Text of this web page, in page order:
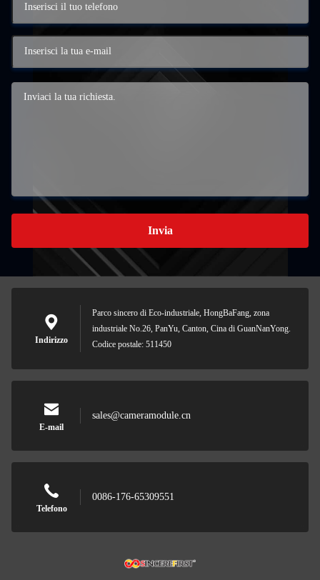
Invia
Indirizzo
Parco sincero di Eco-industriale, HongBaFang, zona
industriale No.26, PanYu, Canton, Cina di GuanNanYong.
Codice postale: 511450
E-mail
sales@cameramodule.cn
Telefono
0086-176-65309551